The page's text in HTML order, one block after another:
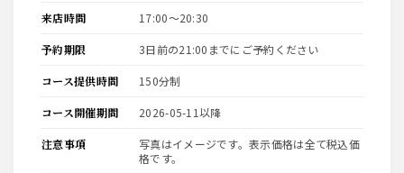
来店時間 17:00〜20:30
予約期限 3日前の21:00までにご予約ください
コース提供時間 150分制
コース開催期間 2026-05-11以降
注意事項
写真はイメージです。表示価格は全て税込価
格です。